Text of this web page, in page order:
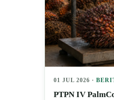
01 JUL 2026 ·
PTPN IV